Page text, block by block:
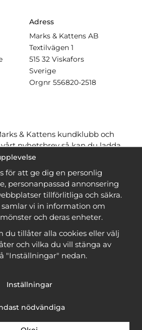
Adress
Marks & Kattens AB
Textilvägen 1
515 32 Viskafors
Sverige
Orgnr 556820-2518
& Kattens kundklubb och
nyhetsbrev så kan du ladda
gratisoch få många
till mönstret. Du ser vilka som
när du är inloggad
Bli medlem
2026, Marks & Kattens AB
för att ge dig en personlig
personanpassad annonsering
tillförlitliga och säkra.
vi in information om
och deras enheter.
du tillåter alla cookies eller välj
och vilka du vill stänga av
"Inställningar" nedan.
Inställningar
nödvändiga